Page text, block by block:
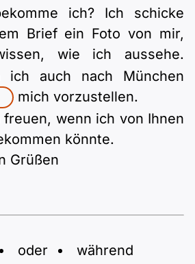
ich? Ich schicke
Brief ein Foto von mir,
wie ich aussehe.
ich auch nach München
mich vorzustellen.
wenn ich von Ihnen
könnte.
Grüßen
oder
während